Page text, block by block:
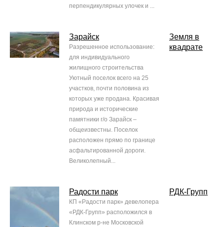
перпендикулярных улочек и ...
Зарайск
Разрешенное использование:
для индивидуального
жилищного строительства
Уютный поселок всего на 25
участков, почти половина из
которых уже продана. Красивая
природа и исторические
памятники г/о Зарайск –
общеизвестны. Поселок
расположен прямо по границе
асфальтированной дороги.
Великолепный...
Земля в
квадрате
Радости парк
КП «Радости парк» девелопера
«РДК-Групп» расположился в
Клинском р-не Московской
РДК-Групп